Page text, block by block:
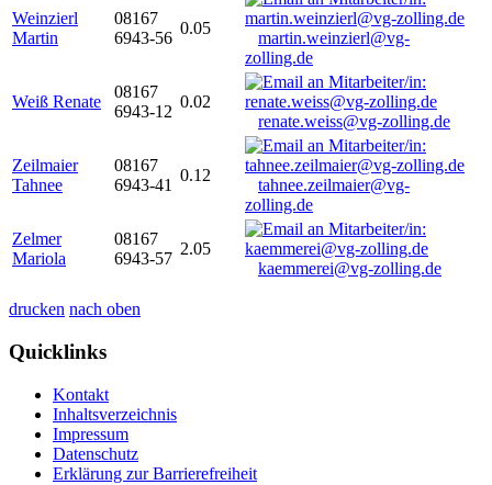
Weinzierl
Martin
08167
6943-56
0.05
martin.weinzierl@vg-
zolling.de
Weiß Renate
08167
6943-12
0.02
renate.weiss@vg-zolling.de
Zeilmaier
Tahnee
08167
6943-41
0.12
tahnee.zeilmaier@vg-
zolling.de
Zelmer
Mariola
08167
6943-57
2.05
kaemmerei@vg-zolling.de
drucken nach oben
Quicklinks
Kontakt
Inhaltsverzeichnis
Impressum
Datenschutz
Erklärung zur Barrierefreiheit